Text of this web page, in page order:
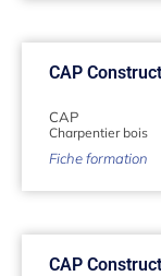
CAP
CAP
Charpentier bois
Fiche formation
CAP